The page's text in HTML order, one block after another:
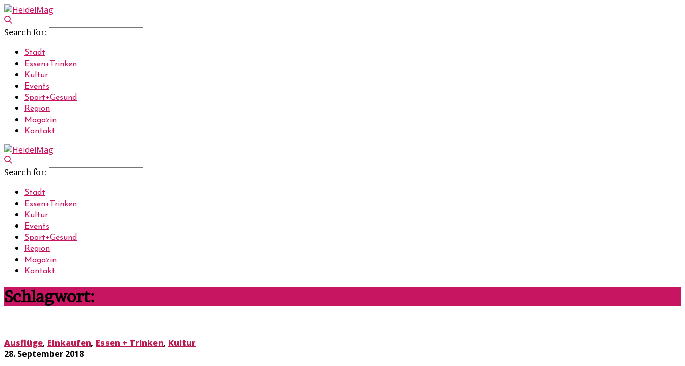
Search for:
Stadt
Essen+Trinken
Kultur
Events
Sport+Gesund
Region
Magazin
Kontakt
Search for:
Stadt
Essen+Trinken
Kultur
Events
Sport+Gesund
Region
Magazin
Kontakt
Schlagwort:
Ausflüge, Einkaufen, Essen + Trinken, Kultur
28. September 2018